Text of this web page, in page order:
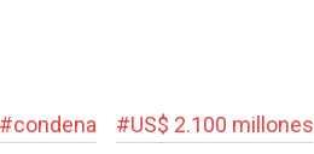
#condena #US$ 2.100 millones